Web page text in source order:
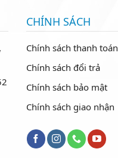
CHÍNH SÁCH
Chính sách thanh toán
Chính sách đổi trả
Chính sách bảo mật
Chính sách giao nhận